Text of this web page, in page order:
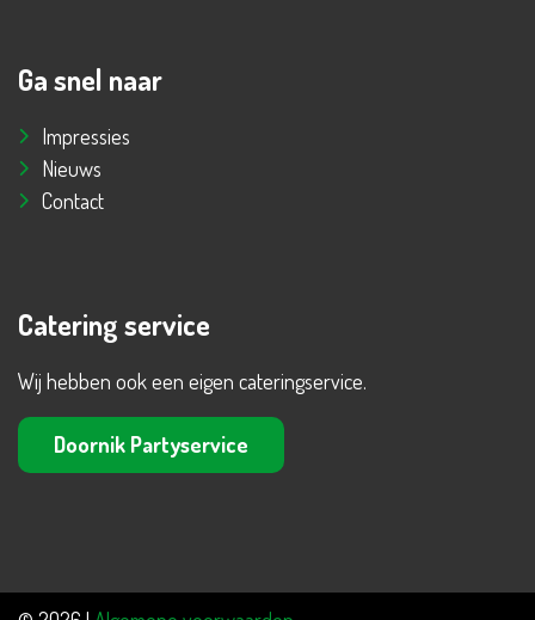
Ga snel naar
Impressies
Nieuws
Contact
Catering service
Wij hebben ook een eigen cateringservice.
Doornik Partyservice